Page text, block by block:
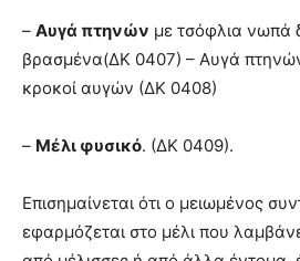
– Αυγά πτηνών με τσόφλια νωπά
βρασμένα(ΔΚ 0407) – Αυγά
κροκοί αυγών (ΔΚ 0408)
– Μέλι φυσικό. (ΔΚ 0409).
Επισημαίνεται ότι ο μειωμένος
εφαρμόζεται στο μέλι που